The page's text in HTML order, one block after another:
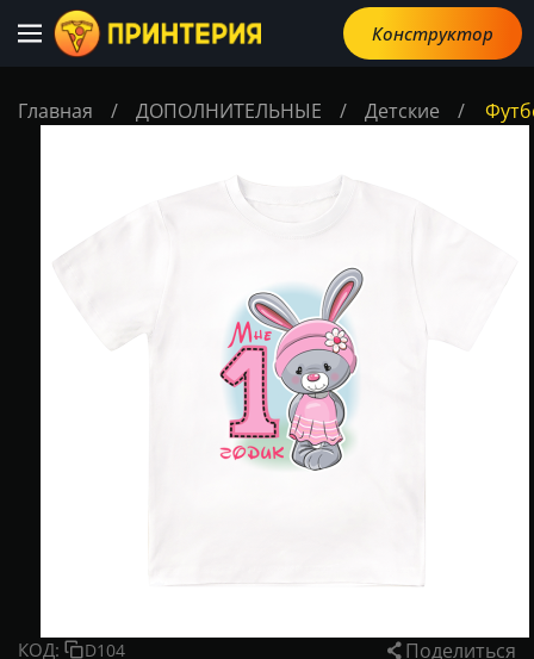
Конструктор
Главная / ДОПОЛНИТЕЛЬНЫЕ / Детские /
КОД: D104 Поделиться